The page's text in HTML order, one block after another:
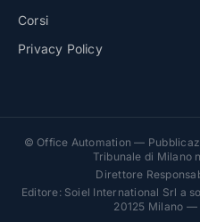
Corsi
Privacy Policy
© Office Automation —
Tribunale di Milano
Direttore
Editore: Soiel International Srl a
20125 Milano —